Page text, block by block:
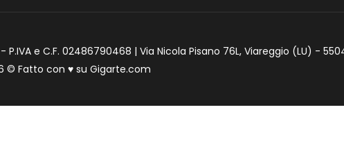
P.IVA e C.F. 02486790468 | Via Nicola Pisano 76L, Viareggio (LU) -
© Fatto con ♥ su Gigarte.com